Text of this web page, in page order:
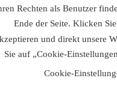
812 88 36
Rechten als Benutzer
Ende der Seite. Klicken
und direkt unsere
Sie auf „Cookie-
Cookie-